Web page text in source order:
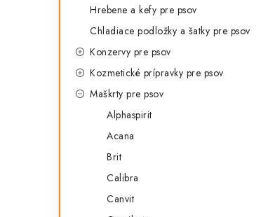
Hrebene a kefy pre psov
Chladiace podložky a šatky pre psov
Konzervy pre psov
Kozmetické prípravky pre psov
Maškrty pre psov
Alphaspirit
Acana
Brit
Calibra
Canvit